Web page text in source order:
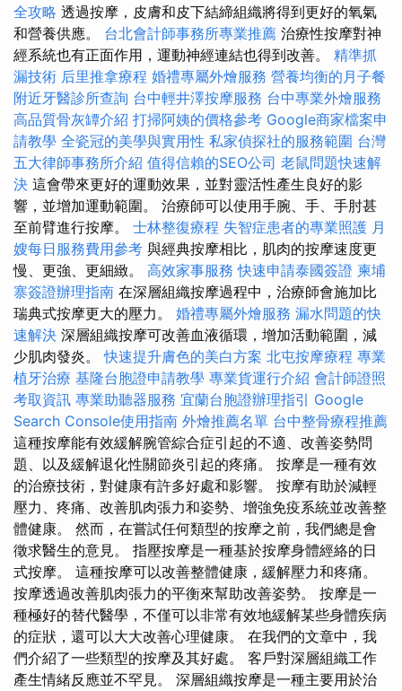
全攻略 透過按摩，皮膚和皮下結締組織將得到更好的氧氣
和營養供應。 台北會計師事務所專業推薦 治療性按摩對神
經系統也有正面作用，運動神經連結也得到改善。 精準抓
漏技術 后里推拿療程 婚禮專屬外燴服務 營養均衡的月子餐
附近牙醫診所查詢 台中輕井澤按摩服務 台中專業外燴服務
高品質骨灰罈介紹 打掃阿姨的價格參考 Google商家檔案申
請教學 全瓷冠的美學與實用性 私家偵探社的服務範圍 台灣
五大律師事務所介紹 值得信賴的SEO公司 老鼠問題快速解
決 這會帶來更好的運動效果，並對靈活性產生良好的影
響，並增加運動範圍。 治療師可以使用手腕、手、手肘甚
至前臂進行按摩。 士林整復療程 失智症患者的專業照護 月
嫂每日服務費用參考 與經典按摩相比，肌肉的按摩速度更
慢、更強、更細緻。 高效家事服務 快速申請泰國簽證 柬埔
寨簽證辦理指南 在深層組織按摩過程中，治療師會施加比
瑞典式按摩更大的壓力。 婚禮專屬外燴服務 漏水問題的快
速解決 深層組織按摩可改善血液循環，增加活動範圍，減
少肌肉發炎。快速提升膚色的美白方案 北屯按摩療程 專業
植牙治療 基隆台胞證申請教學 專業貨運行介紹 會計師證照
考取資訊 專業助聽器服務 宜蘭台胞證辦理指引 Google
Search Console使用指南 外燴推薦名單 台中整骨療程推薦
這種按摩能有效緩解腕管綜合症引起的不適、改善姿勢問
題、以及緩解退化性關節炎引起的疼痛。 按摩是一種有效
的治療技術，對健康有許多好處和影響。 按摩有助於減輕
壓力、疼痛、改善肌肉張力和姿勢、增強免疫系統並改善整
體健康。 然而，在嘗試任何類型的按摩之前，我們總是會
徵求醫生的意見。 指壓按摩是一種基於按摩身體經絡的日
式按摩。 這種按摩可以改善整體健康，緩解壓力和疼痛。
按摩透過改善肌肉張力的平衡來幫助改善姿勢。 按摩是一
種極好的替代醫學，不僅可以非常有效地緩解某些身體疾病
的症狀，還可以大大改善心理健康。 在我們的文章中，我
們介紹了一些類型的按摩及其好處。 客戶對深層組織工作
產生情緒反應並不罕見。 深層組織按摩是一種主要用於治